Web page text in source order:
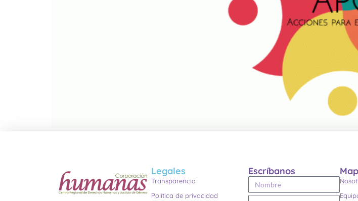
Legales
Transparencia
Política de privacidad
Escríbanos